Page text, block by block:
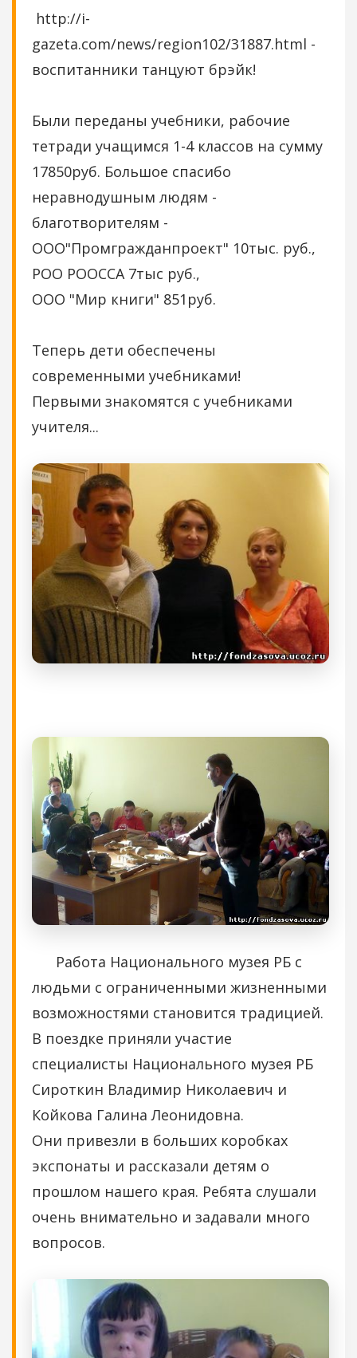
http://i-
gazeta.com/news/region102/31887.html -
воспитанники танцуют брэйк!
Были переданы учебники, рабочие
тетради учащимся 1-4 классов на сумму
17850руб. Большое спасибо
неравнодушным людям -
благотворителям -
ООО"Промгражданпроект" 10тыс. руб.,
РОО РООССА 7тыс руб.,
ООО "Мир книги" 851руб.
Теперь дети обеспечены
современными учебниками!
Первыми знакомятся с учебниками
учителя...
Работа Национального музея РБ с
людьми с ограниченными жизненными
возможностями становится традицией.
В поездке приняли участие
специалисты Национального музея РБ
Сироткин Владимир Николаевич и
Койкова Галина Леонидовна.
Они привезли в больших коробках
экспонаты и рассказали детям о
прошлом нашего края. Ребята слушали
очень внимательно и задавали много
вопросов.